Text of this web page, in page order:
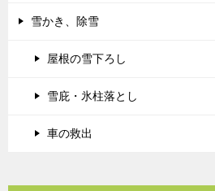
雪かき、除雪
屋根の雪下ろし
雪庇・氷柱落とし
車の救出